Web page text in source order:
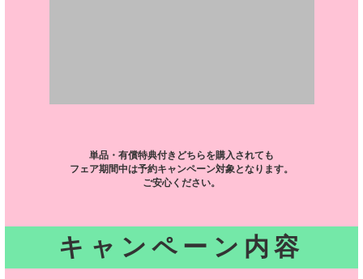
単品・有償特典付きどちらを購入されても
フェア期間中は予約キャンペーン対象となります。
ご安心ください。
キャンペーン内容